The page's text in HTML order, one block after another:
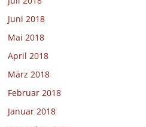
Juni 2018
Mai 2018
April 2018
März 2018
Februar 2018
Januar 2018